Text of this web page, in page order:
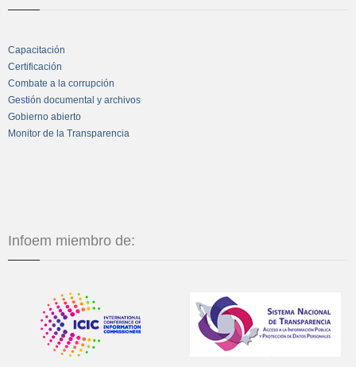
Capacitación
Certificación
Combate a la corrupción
Gestión documental y archivos
Gobierno abierto
Monitor de la Transparencia
Infoem miembro de: